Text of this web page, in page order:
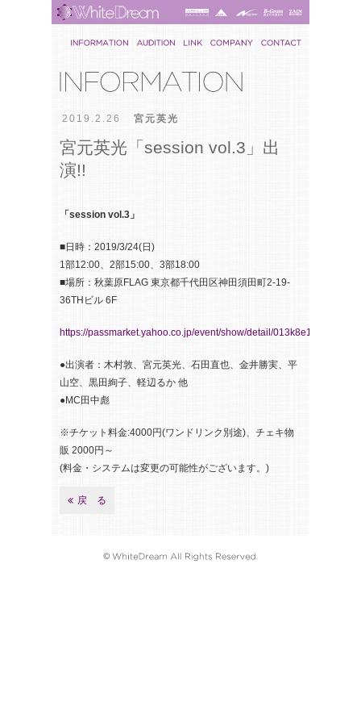
2019.2.26 宮元英光
宮元英光「session vol.3」出
演!!
「session vol.3」
■日時：2019/3/24(日)
1部12:00、2部15:00、3部18:00
■場所：秋葉原FLAG 東京都千代田区神田須田町2-19-
36THビル 6F
https://passmarket.yahoo.co.jp/event/show/detail/
●出演者：木村敦、宮元英光、石田直也、金井勝実、平
山空、黒田絢子、軽辺るか 他
●MC田中彪
※チケット料金:4000円(ワンドリンク別途)、チェキ物
販 2000円～
(料金・システムは変更の可能性がございます。)
戻 る